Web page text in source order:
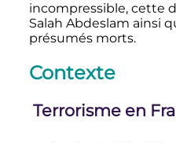
incompressible, cette
Salah Abdeslam ainsi
présumés morts.
Contexte
Terrorisme en